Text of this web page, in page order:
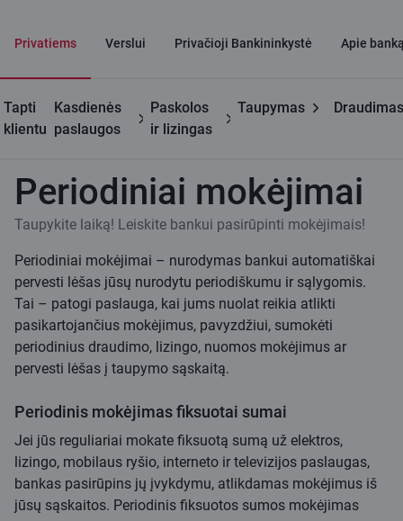
Privatiems Verslui Privačioji Bankininkystė Apie
Tapti
klientu
Kasdienės
paslaugos
Paskolos
ir lizingas
Taupymas Draudimas
Privatiems klientams Mokėjimai
Periodiniai mokėjimai
Taupykite laiką! Leiskite bankui pasirūpinti mokėjimais!
Periodiniai mokėjimai – nurodymas bankui automatiškai
pervesti lėšas jūsų nurodytu periodiškumu ir sąlygomis.
Tai – patogi paslauga, kai jums nuolat reikia atlikti
pasikartojančius mokėjimus, pavyzdžiui, sumokėti
periodinius draudimo, lizingo, nuomos mokėjimus ar
pervesti lėšas į taupymo sąskaitą.
Periodinis mokėjimas fiksuotai sumai
Jei jūs reguliariai mokate fiksuotą sumą už elektros,
lizingo, mobilaus ryšio, interneto ir televizijos paslaugas,
bankas pasirūpins jų įvykdymu, atlikdamas mokėjimus iš
jūsų sąskaitos. Periodinis fiksuotos sumos mokėjimas